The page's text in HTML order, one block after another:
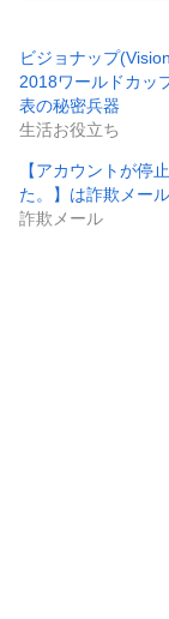
ビジョナップ
2018ワールドカッ
表の秘密兵器
生活お役立ち
【アカウントが停
た。】は詐欺メール
詐欺メール